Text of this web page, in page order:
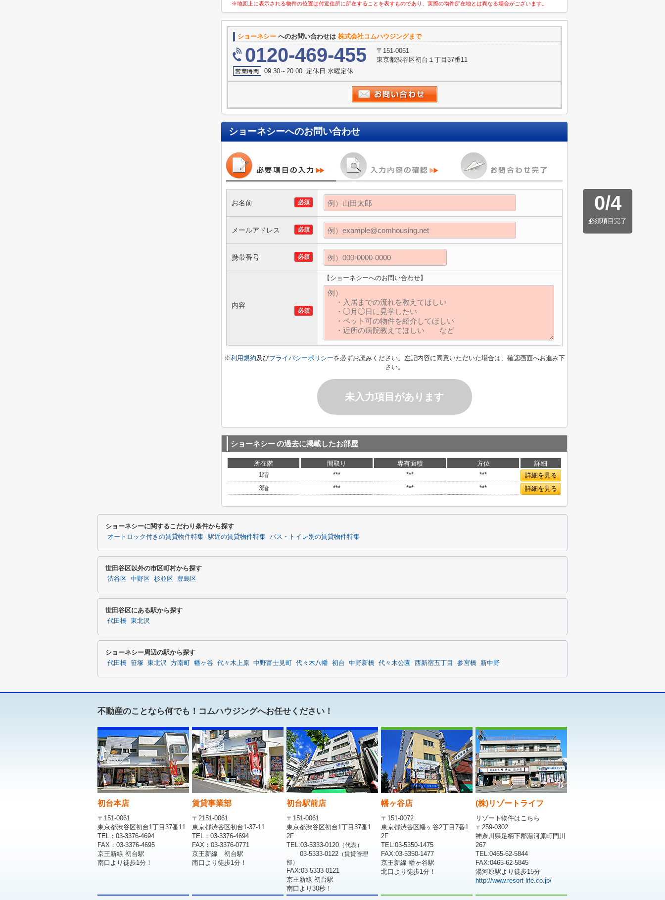
※地図上に表示される物件の位置は付近住所に所在することを表すものであり、実際の物件所在地とは異なる場合がございます。
ショーネシー へのお問い合わせは 株式会社コムハウジングまで
0120-469-455
〒151-0061
東京都渋谷区初台１丁目37番11
09:30～20:00 定休日:水曜定休
ショーネシーへのお問い合わせ
0/4
必須項目完了
必須
お名前
必須
メールアドレス
必須
携帯番号
必須
内容
【ショーネシーへのお問い合わせ】
※利用規約及びプライバシーポリシーを必ずお読みください。左記内容に同意いただいた場合は、確認画面へお進み下
さい。
未入力項目があります
ショーネシーの過去に掲載したお部屋
所在階 間取り 専有面積 方位
詳細
1階
*** *** ***
詳細を見る
3階
*** *** *** 詳細を見る
ショーネシーに関するこだわり条件から探す
オートロック付きの賃貸物件特集 駅近の賃貸物件特集 バス・トイレ別の賃貸物件特集
世田谷区以外の市区町村から探す
渋谷区 中野区 杉並区 豊島区
世田谷区にある駅から探す
代田橋 東北沢
ショーネシー周辺の駅から探す
代田橋 笹塚 東北沢 方南町 幡ヶ谷 代々木上原 中野富士見町 代々木八幡 初台 中野新橋 代々木公園 西新宿五丁目 参宮橋 新中野
不動産のことなら何でも！コムハウジングへお任せください！
初台本店
〒151-0061
東京都渋谷区初台1丁目37番11
TEL：03-3376-4694
FAX：03-3376-4695
京王新線 初台駅
南口より徒歩1分！
賃貸事業部
〒2151-0061
東京都渋谷区初台1-37-11
TEL：03-3376-4694
FAX：03-3376-0771
京王新線 初台駅
南口より徒歩1分！
初台駅前店
〒151-0061
東京都渋谷区初台1丁目37番1
2F
TEL:03-5333-0120 （代表）
03-5333-0122（賃貸管理
部）
FAX:03-5333-0121
京王新線 初台駅
南口より30秒！
幡ヶ谷店
〒151-0072
東京都渋谷区幡ヶ谷2丁目7番1
2F
TEL:03-5350-1475
FAX:03-5350-1477
京王新線 幡ヶ谷駅
北口より徒歩1分！
(株)リゾートライフ
リゾート物件はこちら
〒259-0302
神奈川県足柄下郡湯河原町門川
267
TEL:0465-62-5844
FAX:0465-62-5845
湯河原駅より徒歩15分
http://www.resort-life.co.jp/